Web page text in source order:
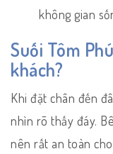
không gian
Suối Tôm
khách?
Khi đặt chân đến
nhìn rõ thấy đáy.
nên rất an toàn